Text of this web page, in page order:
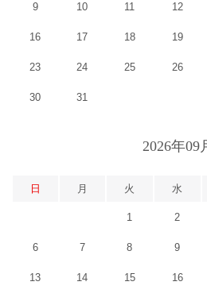
9 10 11 12
16 17 18 19
23 24 25 26
30 31
2026年09
日 月 火 水
1 2
6 7 8 9
13 14 15 16